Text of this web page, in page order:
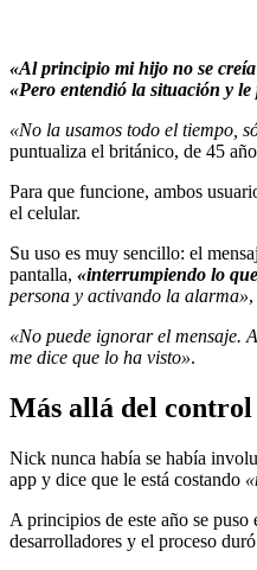
«Al principio mi hijo no se
«Pero entendió la situación y
«No la usamos todo el tiempo,
puntualiza el británico, de 45
Para que funcione, ambos
el celular.
Su uso es muy sencillo: el
pantalla, «interrumpiendo lo
persona y activando la alarma»
«No puede ignorar el mensaje.
me dice que lo ha visto».
Más allá del
Nick nunca había se había
app y dice que le está costando
A principios de este año se
desarrolladores y el proceso